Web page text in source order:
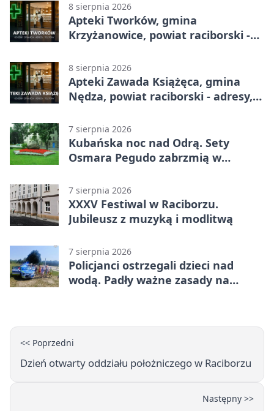
8 sierpnia 2026
Apteki Tworków, gmina
Krzyżanowice, powiat raciborski -
8 sierpnia 2026
Apteki Zawada Książęca, gmina
Nędza, powiat raciborski - adresy,
7 sierpnia 2026
Kubańska noc nad Odrą. Sety
Osmara Pegudo zabrzmią w
7 sierpnia 2026
XXXV Festiwal w Raciborzu.
Jubileusz z muzyką i modlitwą
7 sierpnia 2026
Policjanci ostrzegali dzieci nad
wodą. Padły ważne zasady na
<< Poprzedni
Dzień otwarty oddziału położniczego w Raciborzu
Następny >>